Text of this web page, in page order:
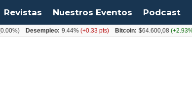
Revistas Nuestros Eventos Podcast
Desempleo: 9.44%(+0.33 pts) Bitcoin: $64.600,08(+2.93%) UF: